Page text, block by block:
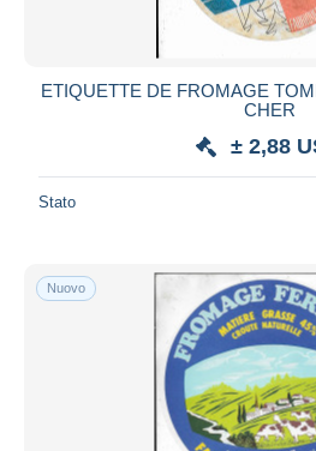
ETIQUETTE DE FROMAGE
CHER
± 2,88
Stato
Nuovo